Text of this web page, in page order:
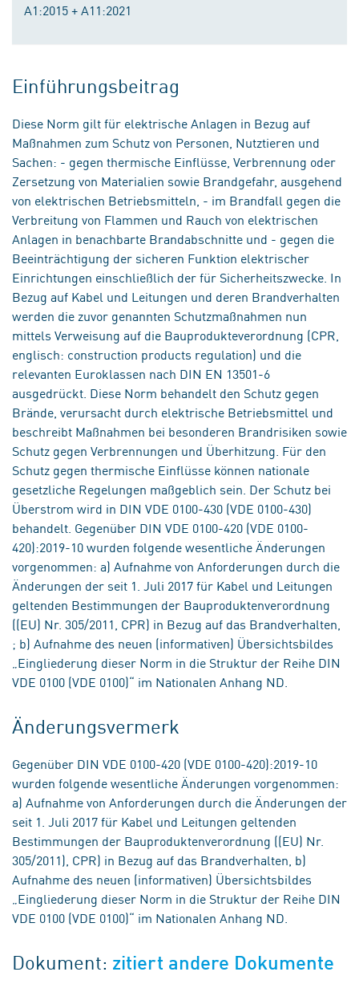
A1:2015 + A11:2021
Einführungsbeitrag
Diese Norm gilt für elektrische Anlagen in Bezug auf
Maßnahmen zum Schutz von Personen, Nutztieren und
Sachen: - gegen thermische Einflüsse, Verbrennung oder
Zersetzung von Materialien sowie Brandgefahr, ausgehend
von elektrischen Betriebsmitteln, - im Brandfall gegen die
Verbreitung von Flammen und Rauch von elektrischen
Anlagen in benachbarte Brandabschnitte und - gegen die
Beeinträchtigung der sicheren Funktion elektrischer
Einrichtungen einschließlich der für Sicherheitszwecke. In
Bezug auf Kabel und Leitungen und deren Brandverhalten
werden die zuvor genannten Schutzmaßnahmen nun
mittels Verweisung auf die Bauprodukteverordnung (CPR,
englisch: construction products regulation) und die
relevanten Euroklassen nach DIN EN 13501-6
ausgedrückt. Diese Norm behandelt den Schutz gegen
Brände, verursacht durch elektrische Betriebsmittel und
beschreibt Maßnahmen bei besonderen Brandrisiken sowie
Schutz gegen Verbrennungen und Überhitzung. Für den
Schutz gegen thermische Einflüsse können nationale
gesetzliche Regelungen maßgeblich sein. Der Schutz bei
Überstrom wird in DIN VDE 0100-430 (VDE 0100-430)
behandelt. Gegenüber DIN VDE 0100-420 (VDE 0100-
420):2019-10 wurden folgende wesentliche Änderungen
vorgenommen: a) Aufnahme von Anforderungen durch die
Änderungen der seit 1. Juli 2017 für Kabel und Leitungen
geltenden Bestimmungen der Bauproduktenverordnung
((EU) Nr. 305/2011, CPR) in Bezug auf das Brandverhalten,
; b) Aufnahme des neuen (informativen) Übersichtsbildes
„Eingliederung dieser Norm in die Struktur der Reihe DIN
VDE 0100 (VDE 0100)“ im Nationalen Anhang ND.
Änderungsvermerk
Gegenüber DIN VDE 0100-420 (VDE 0100-420):2019-10
wurden folgende wesentliche Änderungen vorgenommen:
a) Aufnahme von Anforderungen durch die Änderungen der
seit 1. Juli 2017 für Kabel und Leitungen geltenden
Bestimmungen der Bauproduktenverordnung ((EU) Nr.
305/2011), CPR) in Bezug auf das Brandverhalten, b)
Aufnahme des neuen (informativen) Übersichtsbildes
„Eingliederung dieser Norm in die Struktur der Reihe DIN
VDE 0100 (VDE 0100)“ im Nationalen Anhang ND.
Dokument: zitiert andere Dokumente